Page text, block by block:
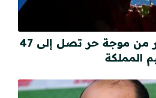
الأرصاد الجوية تحذر من موجة حر تصل إلى 47
المملكة